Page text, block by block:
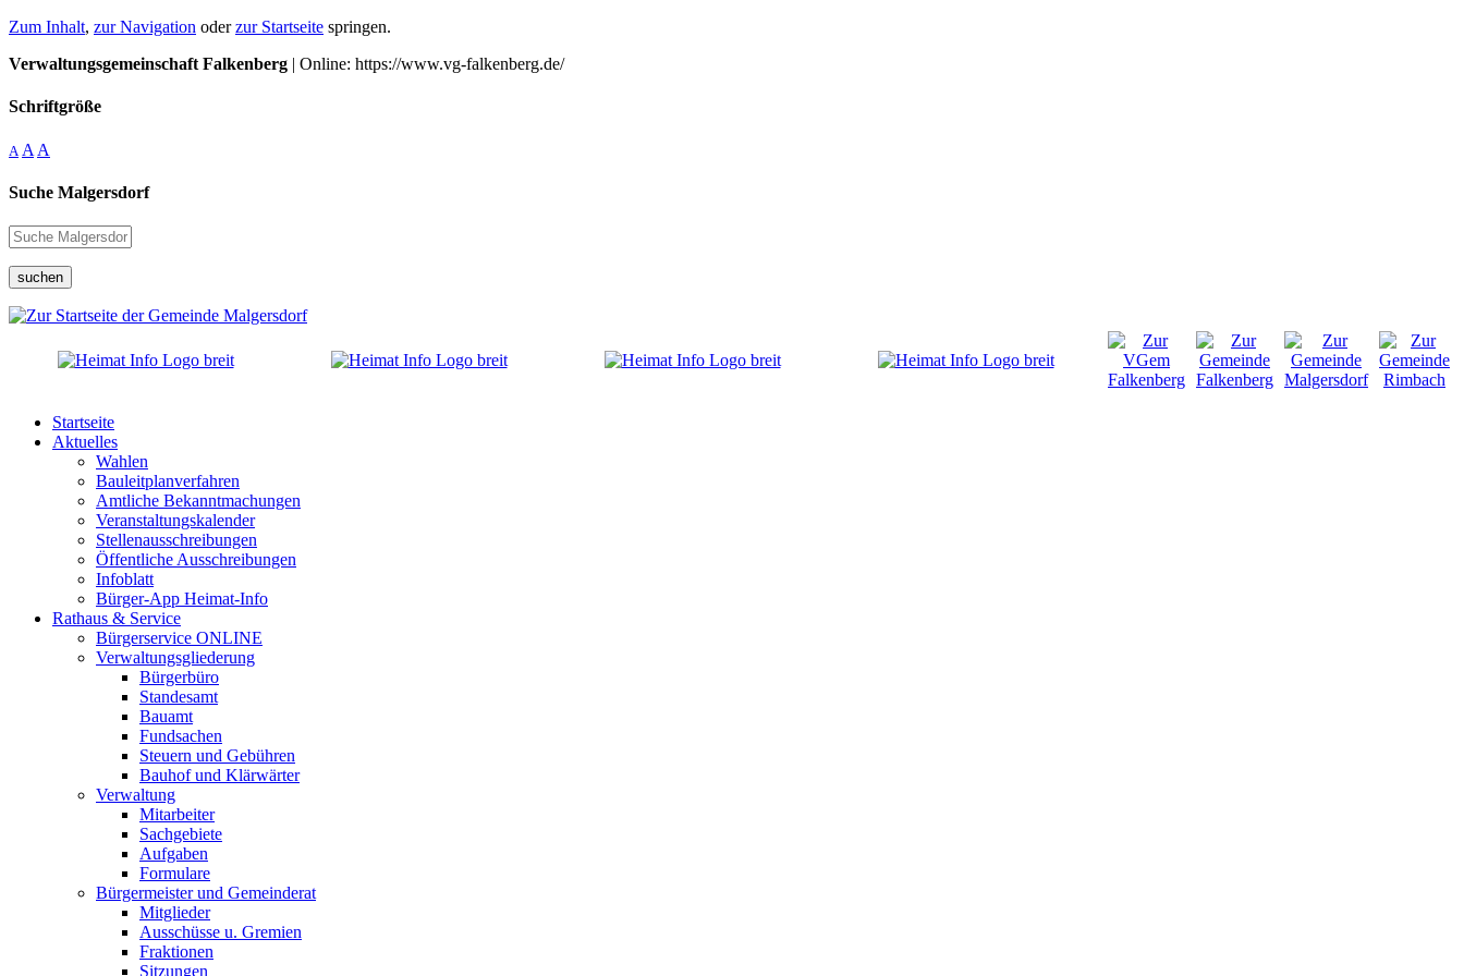
Zum Inhalt, zur Navigation oderzur Startseite springen.
Verwaltungsgemeinschaft Falkenberg | Online: https://www.vg-falkenberg.de/
Schriftgröße
A A A
Suche Malgersdorf
suchen
Startseite
Aktuelles
Wahlen
Bauleitplanverfahren
Amtliche Bekanntmachungen
Veranstaltungskalender
Stellenausschreibungen
Öffentliche Ausschreibungen
Infoblatt
Bürger-App Heimat-Info
Rathaus & Service
Bürgerservice ONLINE
Verwaltungsgliederung
Bürgerbüro
Standesamt
Bauamt
Fundsachen
Steuern und Gebühren
Bauhof und Klärwärter
Verwaltung
Mitarbeiter
Sachgebiete
Aufgaben
Formulare
Bürgermeister und Gemeinderat
Mitglieder
Ausschüsse u. Gremien
Fraktionen
Sitzungen